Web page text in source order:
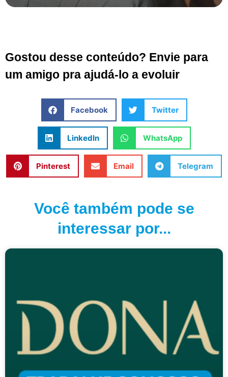
Gostou desse conteúdo? Envie para
um amigo pra ajudá-lo a evoluir
Facebook Twitter
LinkedIn WhatsApp
Pinterest Email Telegram
Você também pode se
interessar por...